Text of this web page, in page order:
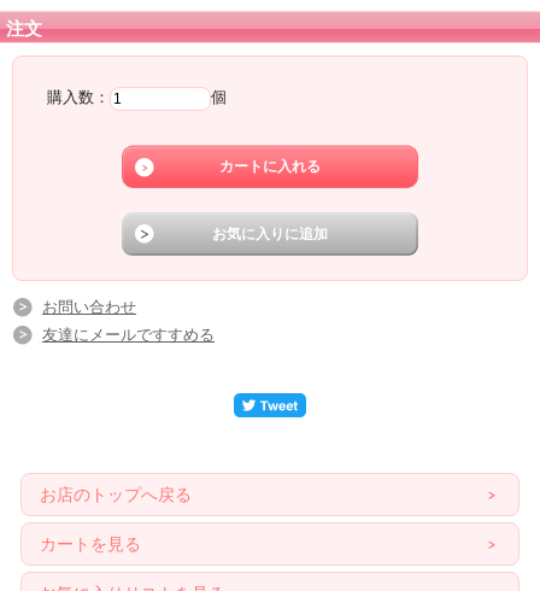
耐熱・蒸し・冷凍が可能な機能製トレー
焼成、蒸し、チルド、冷凍と、生産性の高い、個食サイズトレーになります。
そのままラッピングしてプレゼントに最適です。
半熟食感のスフレチーズケーキやとろけるチョコスイーツにおすすめです★
注文
購入数： 個
お問い合わせ
友達にメールですすめる
お店のトップへ戻る
カートを見る